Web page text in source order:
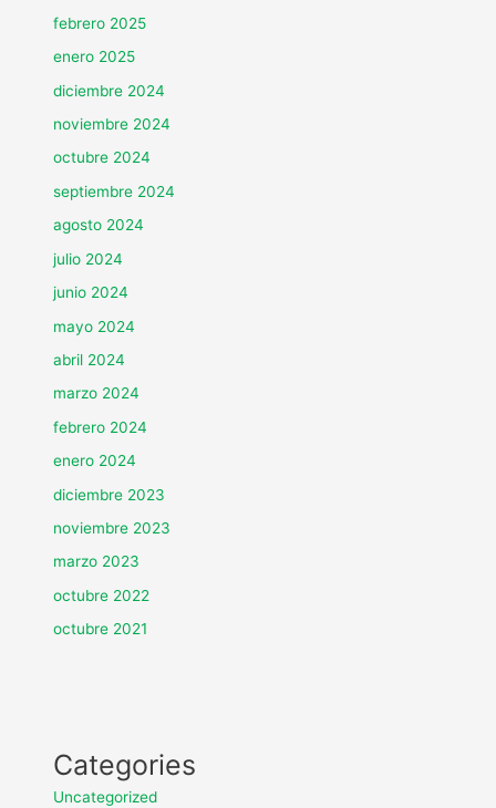
febrero 2025
enero 2025
diciembre 2024
noviembre 2024
octubre 2024
septiembre 2024
agosto 2024
julio 2024
junio 2024
mayo 2024
abril 2024
marzo 2024
febrero 2024
enero 2024
diciembre 2023
noviembre 2023
marzo 2023
octubre 2022
octubre 2021
Categories
Uncategorized